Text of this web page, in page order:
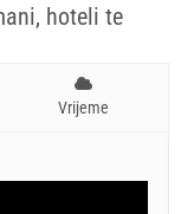
hoteli te
Vrijeme